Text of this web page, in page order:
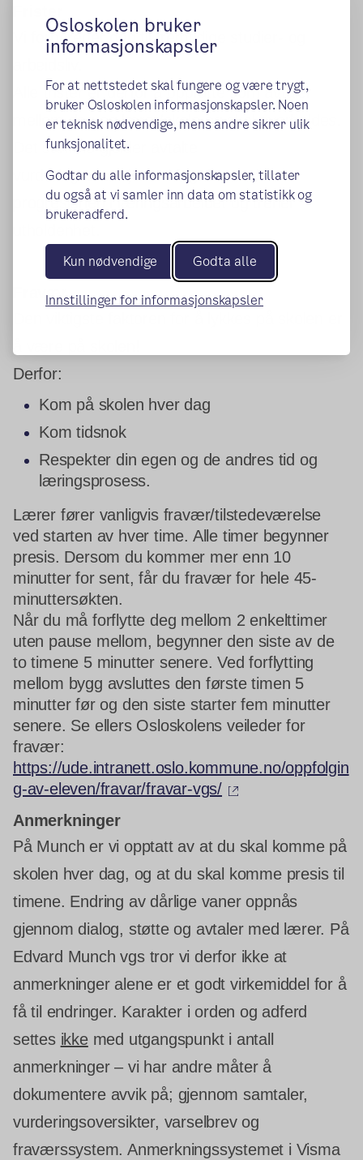
Osloskolen bruker
informasjonskapsler
For at nettstedet skal fungere og være trygt,
bruker Osloskolen informasjonskapsler. Noen
er teknisk nødvendige, mens andre sikrer ulik
funksjonalitet.
Godtar du alle informasjonskapsler, tillater
du også at vi samler inn data om statistikk og
brukeradferd.
Kun nødvendige Godta alle
Innstillinger for informasjonskapsler
Vi forbereder deg til fremtidige studier- og
Alle frister er derfor å oppfatte som avtaler
mellom deg og lærer/skole og skal overholdes.
Det samme gjelder avtalte
vurderingssituasjoner i fag. De er del av
progresjonen i læringsarbeidet og trener
Fravær
Derfor:
Kom på skolen hver dag
Kom tidsnok
Respekter din egen og de andres tid og
læringsprosess.
Lærer fører vanligvis fravær/tilstedeværelse
ved starten av hver time. Alle timer begynner
presis. Dersom du kommer mer enn 10
minutter for sent, får du fravær for hele 45-
minuttersøkten.
Når du må forflytte deg mellom 2 enkelttimer
uten pause mellom, begynner den siste av de
to timene 5 minutter senere. Ved forflytting
mellom bygg avsluttes den første timen 5
minutter før og den siste starter fem minutter
senere. Se ellers Osloskolens veileder for
fravær:
https://ude.intranett.oslo.kommune.no/oppfolgin
g-av-eleven/fravar/fravar-vgs/
(ekstern lenke)
Anmerkninger
På Munch er vi opptatt av at du skal komme på
skolen hver dag, og at du skal komme presis til
timene. Endring av dårlige vaner oppnås
gjennom dialog, støtte og avtaler med lærer. På
Edvard Munch vgs tror vi derfor ikke at
anmerkninger alene er et godt virkemiddel for å
få til endringer. Karakter i orden og adferd
settes ikkemed utgangspunkt i antall
anmerkninger – vi har andre måter å
dokumentere avvik på; gjennom samtaler,
vurderingsoversikter, varselbrev og
fraværssystem. Anmerkningssystemet i Visma